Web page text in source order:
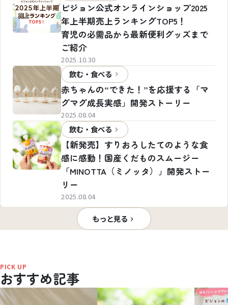
ピジョン公式オンラインショップ2025
年上半期売上ランキングTOP5！
育児の必需品から最新便利グッズまで
ご紹介
2025.10.30
飲む・食べる
赤ちゃんの“できた！”を応援する「マ
グマグ成長実感」開発ストーリー
2025.08.04
飲む・食べる
【新発売】すりおろしたてのような食
感に感動！国産くだものスムージー
「MINOTTA（ミノッタ）」開発ストー
リー
2025.08.04
もっと見る
PICK UP
おすすめ記事